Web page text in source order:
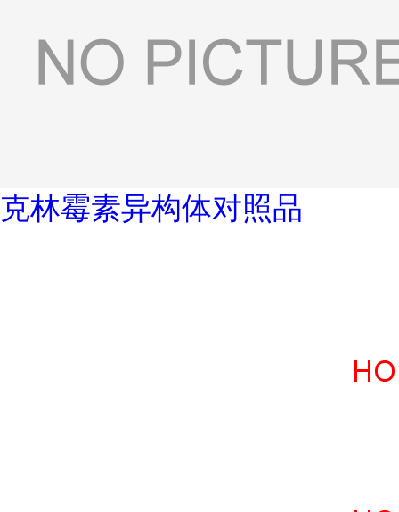
克林霉素异构体对照品